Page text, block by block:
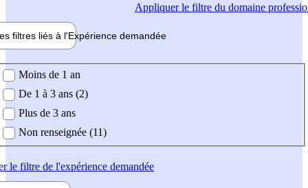
Appliquerle filtre du domaine
filtres liés à l'Expérience demandée
demandée
Moins de 1 an
De 1 à 3 ans (2)
Plus de 3 ans
Non renseignée (11)
le filtre de l'expérience demandée